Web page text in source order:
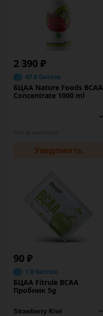
2 390 ₽
47.8 баллов
БЦАА Nature Foods BCAA
Concentrate 1000 ml
Уведомить
90 ₽
1.8 баллов
БЦАА Fitrule BCAA
Пробник 5g